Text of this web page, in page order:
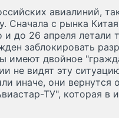
авиалиний,
Сначала с рынка
и до 26 апреля летали
заблокировать
имеют двойное
не видят эту
иначе, они вернутся
ТУ", которая в